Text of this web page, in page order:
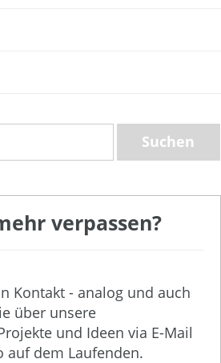
verpassen?
Kontakt - analog und auch
über unsere
und Ideen via E-Mail
auf dem Laufenden.